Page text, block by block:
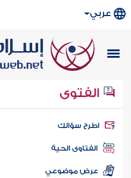
عربي
الفتوى
سؤالك
الفتاوى الحية